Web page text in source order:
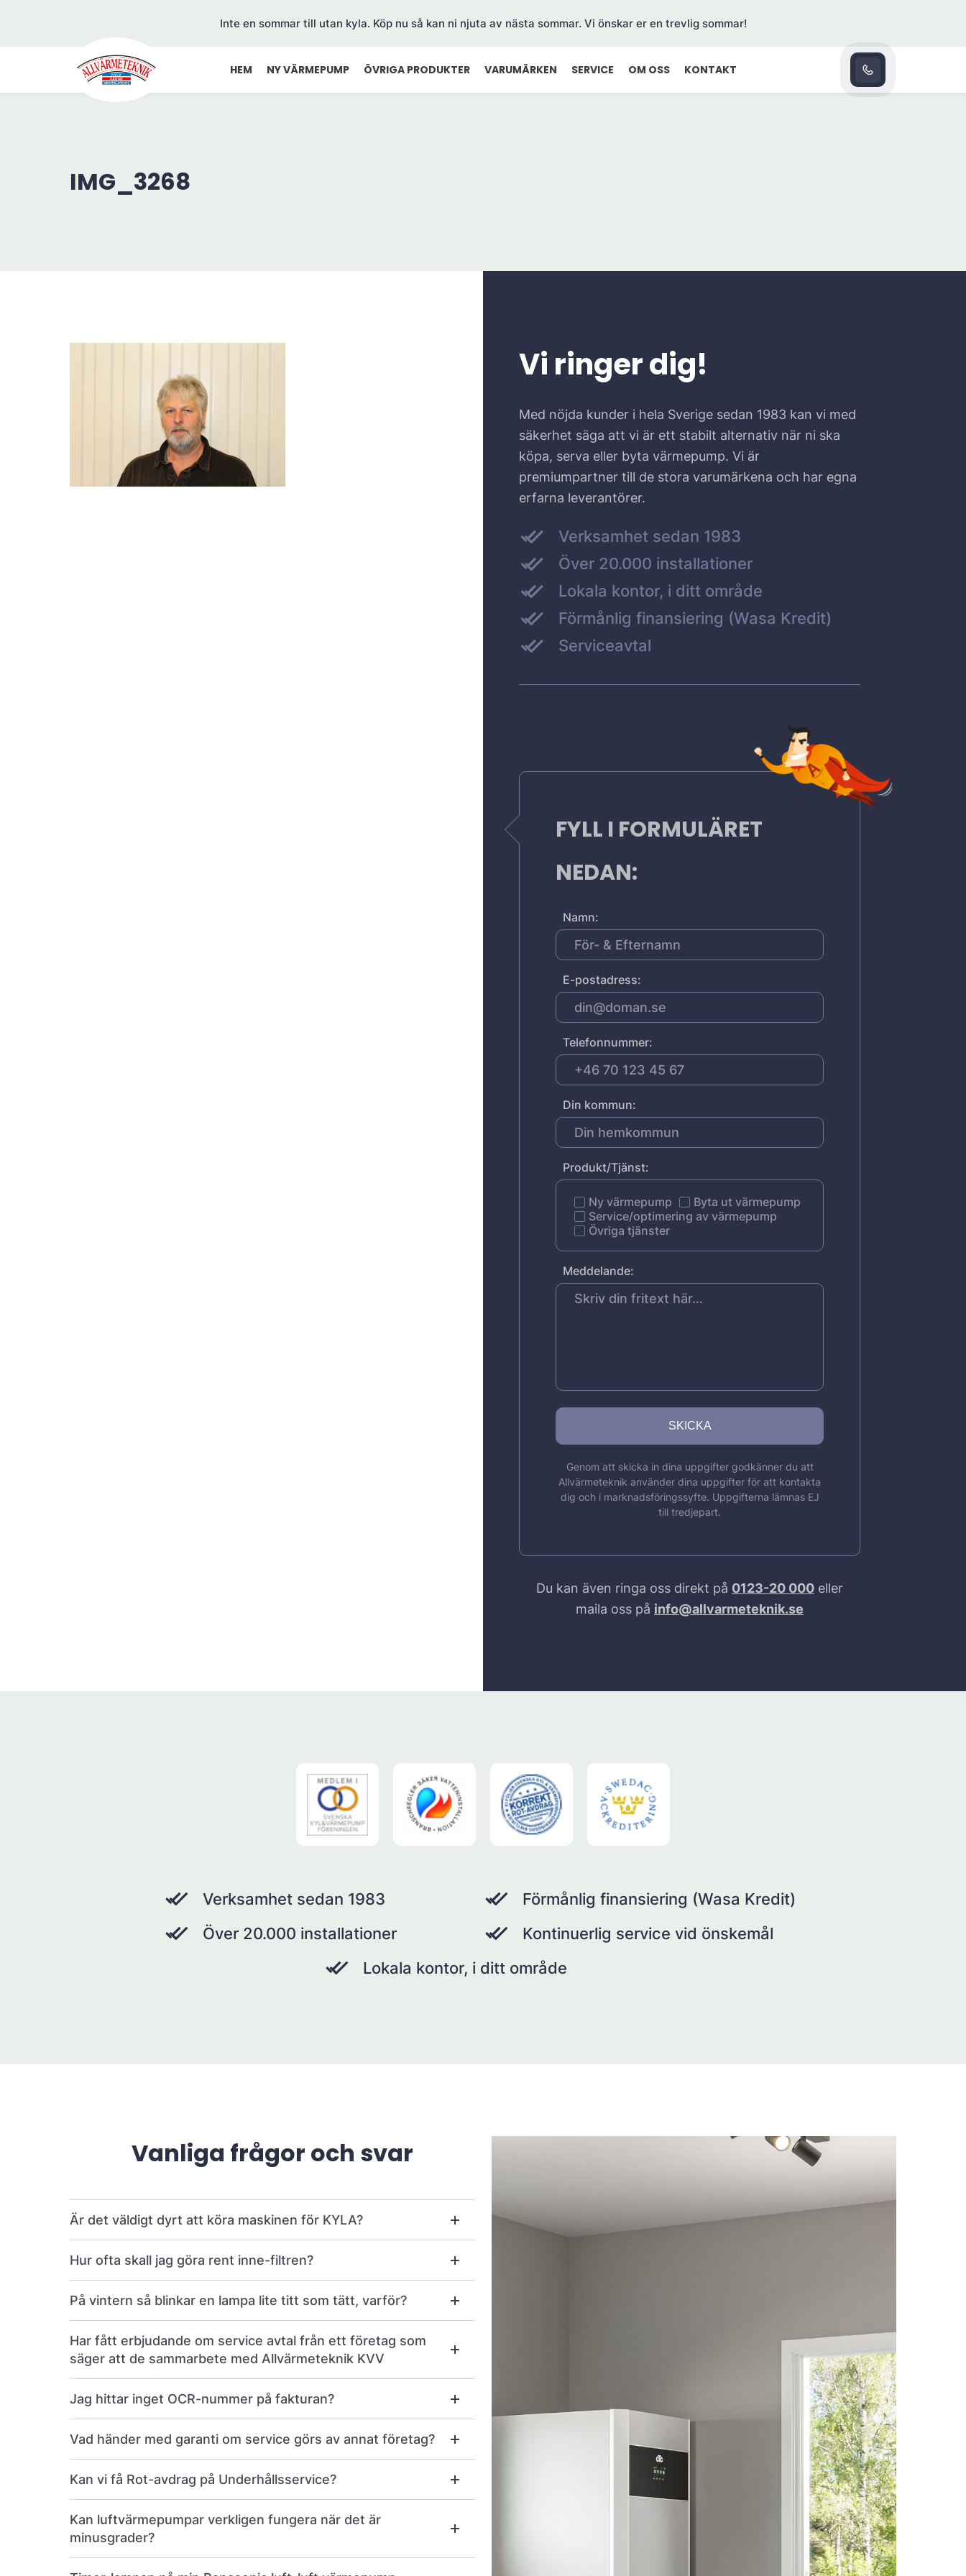
Inte en sommar till utan kyla. Köp nu så kan ni njuta av nästa sommar. Vi önskar er en trevlig sommar!
HEM NY VÄRMEPUMP ÖVRIGA PRODUKTER VARUMÄRKEN SERVICE OM OSS KONTAKT
IMG_3268
Vi ringer dig!
Med nöjda kunder i hela Sverige sedan 1983 kan vi med
säkerhet säga att vi är ett stabilt alternativ när ni ska
köpa, serva eller byta värmepump. Vi är
premiumpartner till de stora varumärkena och har egna
erfarna leverantörer.
Verksamhet sedan 1983
Över 20.000 installationer
Lokala kontor, i ditt område
Förmånlig finansiering (Wasa Kredit)
Serviceavtal
FYLL I FORMULÄRET
NEDAN:
Namn:
E-postadress:
Telefonnummer:
Din kommun:
Produkt/Tjänst:
Ny värmepump
Byta ut värmepump
Service/optimering av värmepump
Övriga tjänster
Meddelande:
Genom att skicka in dina uppgifter godkänner du att
Allvärmeteknik använder dina uppgifter för att kontakta
dig och i marknadsföringssyfte. Uppgifterna lämnas EJ
till tredjepart.
Du kan även ringa oss direkt på 0123-20 000 eller
maila oss på info@allvarmeteknik.se
Verksamhet sedan 1983
Förmånlig finansiering (Wasa Kredit)
Över 20.000 installationer
Kontinuerlig service vid önskemål
Lokala kontor, i ditt område
Vanliga frågor och svar
Är det väldigt dyrt att köra maskinen för KYLA?
Hur ofta skall jag göra rent inne-filtren?
På vintern så blinkar en lampa lite titt som tätt, varför?
Har fått erbjudande om service avtal från ett företag som
säger att de sammarbete med Allvärmeteknik KVV
Jag hittar inget OCR-nummer på fakturan?
Vad händer med garanti om service görs av annat företag?
Kan vi få Rot-avdrag på Underhållsservice?
Kan luftvärmepumpar verkligen fungera när det är
minusgrader?